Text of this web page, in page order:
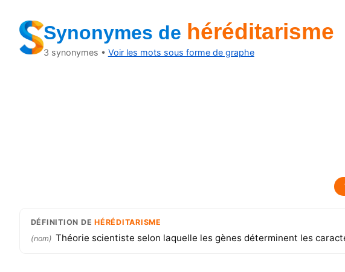
Synonymes de héréditarisme
3 synonymes • Voir les mots sous forme de graphe
DÉFINITION DEHÉRÉDITARISME
(nom) Théorie scientiste selon laquelle les gènes déterminent les